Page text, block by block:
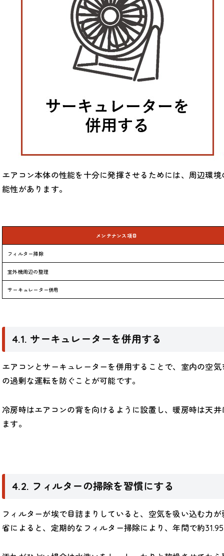
エアコン本体の性能を十分に発揮させるためには、周辺環
能性があります。
メンテナンス項目
フィルター掃除
室外機周辺の整理
サーキュレーター併用
4.1. サーキュレーターを併用する
エアコンとサーキュレーターを併用することで、室内の空
の過剰な運転を防ぐことが可能です。
冷房時はエアコンの背を向けるように設置し、暖房時は天
ます。
4.2. フィルターの掃除を習慣にする
フィルターが埃で目詰まりしていると、空気を吸い込む力
省によると、定期的なフィルター掃除により、年間で約